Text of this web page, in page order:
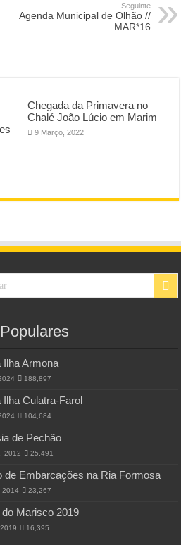
Seguinte
Agenda Municipal de Olhão //
MAR*16
Chegada da Primavera no
Chalé João Lúcio em Marim
9 Março, 2022
Ilha Armona
188,897
Ilha Culatra-Farol
104,684
de Pechão
2012 25,491
de Embarcações na Ria Formosa
2014 23,267
Marisco 2019
16,395